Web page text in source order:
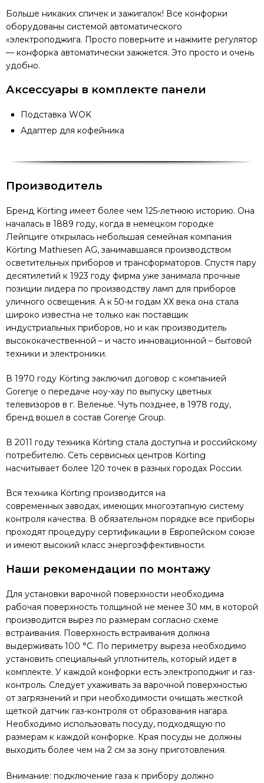
Больше никаких спичек и зажигалок! Все конфорки
оборудованы системой автоматического
«электроподжига. Просто поверните и нажмите регулятор
— конфорка автоматически зажжется. Это просто и очень
удобно.
Аксессуары в комплекте панели
Подставка WOK
Адаптер для кофейника
Производитель
Бренд Körting имеет более чем 125-летнюю историю. Она
началась в 1889 году, когда в немецком городке
Лейпциге открылась небольшая семейная компания
Körting Mathiesen AG, занимавшаяся производством
осветительных приборов и трансформаторов. Спустя пару
десятилетий к 1923 году фирма уже занимала прочные
позиции лидера по производству ламп для приборов
уличного освещения. А к 50-м годам ХХ века она стала
широко известна не только как поставщик
индустриальных приборов, но и как производитель
высококачественной – и часто инновационной – бытовой
техники и электроники.
В 1970 году Körting заключил договор с компанией
Gorenje о передаче ноу-хау по выпуску цветных
телевизоров в г. Веленье. Чуть позднее, в 1978 году,
бренд вошел в состав Gorenje Group.
В 2011 году техника Körting стала доступна и российскому
потребителю. Сеть сервисных центров Körting
насчитывает более 120 точек в разных городах России.
Вся техника Körting производится на
современных заводах, имеющих многоэтапную систему
контроля качества. В обязательном порядке все приборы
проходят процедуру сертификации в Европейском союзе
и имеют высокий класс энергоэффективности.
Наши рекомендации по монтажу
Для установки варочной поверхности необходима
рабочая поверхность толщиной не менее 30 мм, в которой
производится вырез по размерам согласно схеме
встраивания. Поверхность встраивания должна
выдерживать 100 °C. По периметру выреза необходимо
установить специальный уплотнитель, который идет в
комплекте. У каждой конфорки есть электроподжиг и газ-
контроль. Следует ухаживать за варочной поверхностью
от загрязнений и при необходимости очищать жесткой
щеткой датчик газ-контроля от образования нагара.
Необходимо использовать посуду, подходящую по
размерам к каждой конфорке. Края посуды не должны
выходить более чем на 2 см за зону приготовления.
Внимание: подключение газа к прибору должно